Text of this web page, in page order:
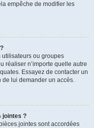
empêche de modifier les
utilisateurs ou groupes
réaliser n’importe quelle autre
Essayez de contacter un
de lui demander un accès.
jointes ?
jointes sont accordées